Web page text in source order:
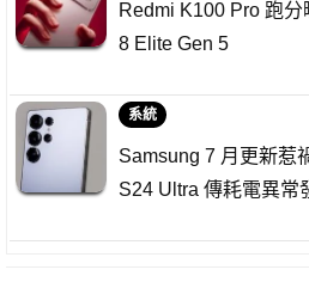
Redmi K100 Pro 跑
8 Elite Gen 5
系統
Samsung 7 月更新惹
S24 Ultra 傳耗電異常